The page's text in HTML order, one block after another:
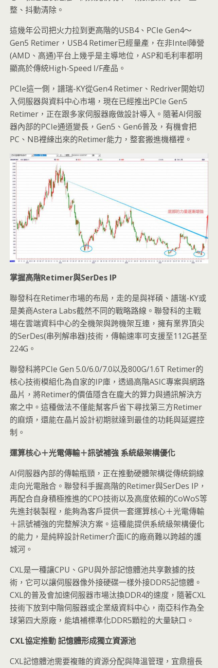
整、抖動清除。
這幾年公司把火力拉到更高階的USB4、PCIe Gen4～
Gen5 Retimer，USB4 Retimer已經量產，在非Intel陣營
(AMD、高通)平台上幾乎是主導地位，ASP和毛利率都明
顯高於傳統High-Speed I/F產品。
PCIe這一側，譜瑞-KY從Gen4 Retimer、Redriver開始切
入伺服器與資料中心市場，現在已經推出PCIe Gen5
Retimer，正在跟多家伺服器廠做設計導入。隨著AI伺服
器內部的PCIe通道變長，Gen5、Gen6普及，有機會把
PC、NB裡練出來的Retimer能力，整套搬進機櫃裡。
掌握高階Retimer與SerDes IP
聯發科在Retimer市場的布局，走的是與祥碩、譜瑞-KY或
是美商Astera Labs截然不同的戰略路線。聯發科的主戰
場在雲端資料中心的全機架與跨機架互連，擁有業界頂尖
的SerDes(串列解串器)技術，傳輸速率可支援至112G甚至
224G。
聯發科將PCIe Gen 5.0/6.0/7.0以及800G/1.6T Retimer的
核心技術模組化為自家的IP庫，透過高階ASIC專案與網路
晶片，將Retimer的價值隱含在龐大的算力與通訊解決方
案之中。這種做法不僅能幫客戶省下尋找第三方Retimer
的麻煩，還能在晶片設計初期就達到最佳的功耗與延遲控
制。
運算核心＋光電傳輸＋訊號補強 系統級架構優化
AI伺服器內部的傳輸瓶頸，正在推動硬體架構從傳統銅線
走向光電融合。聯發科手握高階的Retimer與SerDes IP，
再配合自身積極推進的CPO技術以及高度依賴的CoWoS等
先進封裝製程，能夠為客戶提供一套運算核心＋光電傳輸
＋訊號補強的完整解決方案。這種能提供系統級架構優化
的能力，是純粹設計Retimer介面IC的廠商難以跨越的護
城河。
CXL是一種讓CPU、GPU與外部記憶體池共享數據的技
術，它可以讓伺服器像外接硬碟一樣外接DDR5記憶體。
CXL的普及會加速伺服器市場汰換DDR4的速度，隨著CXL
技術下放到中階伺服器或企業級資料中心，南亞科作為全
球第四大原廠，能填補標準化DDR5顆粒的大量缺口。
CXL協定推動記憶體形成獨立資源池
CXL記憶體池需要複雜的資源分配與降溫管理，宜鼎擅長